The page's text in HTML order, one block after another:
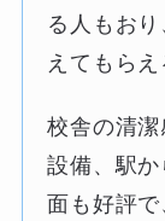
る人もお
えてもら
校舎の清
設備、駅
面も好評